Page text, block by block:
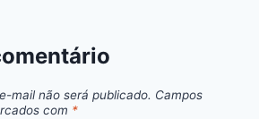
mail não será publicado. Campos
com *